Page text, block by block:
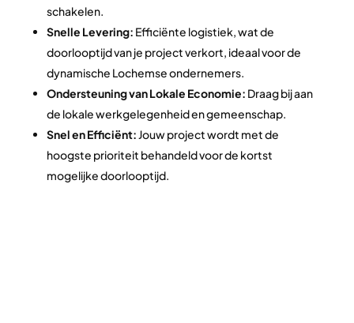
schakelen.
Snelle Levering: Efficiënte logistiek, wat de
doorlooptijd van je project verkort, ideaal voor de
dynamische Lochemse ondernemers.
Ondersteuning van Lokale Economie: Draag bij aan
de lokale werkgelegenheid en gemeenschap.
Snel en Efficiënt:Jouw project wordt met de
hoogste prioriteit behandeld voor de kortst
mogelijke doorlooptijd.